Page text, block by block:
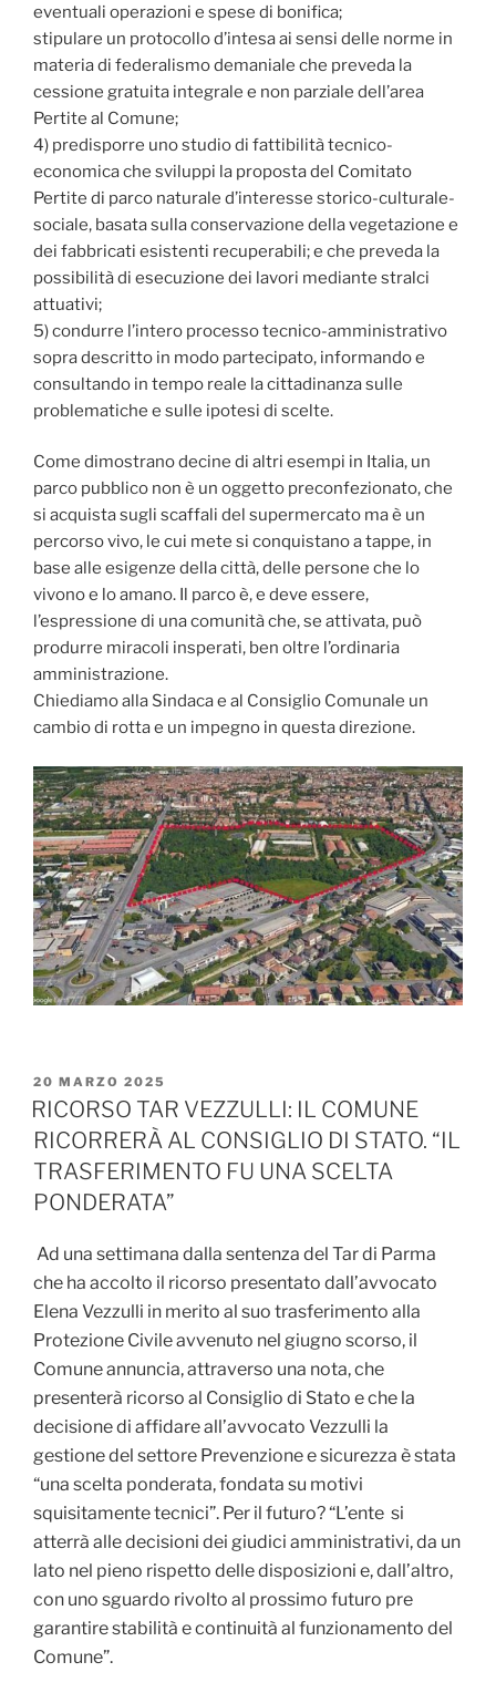
eventuali operazioni e spese di bonifica;
stipulare un protocollo d’intesa ai sensi delle norme in
materia di federalismo demaniale che preveda la
cessione gratuita integrale e non parziale dell’area
Pertite al Comune;
4) predisporre uno studio di fattibilità tecnico-
economica che sviluppi la proposta del Comitato
Pertite di parco naturale d’interesse storico-culturale-
sociale, basata sulla conservazione della vegetazione e
dei fabbricati esistenti recuperabili; e che preveda la
possibilità di esecuzione dei lavori mediante stralci
attuativi;
5) condurre l’intero processo tecnico-amministrativo
sopra descritto in modo partecipato, informando e
consultando in tempo reale la cittadinanza sulle
problematiche e sulle ipotesi di scelte.
Come dimostrano decine di altri esempi in Italia, un
parco pubblico non è un oggetto preconfezionato, che
si acquista sugli scaffali del supermercato ma è un
percorso vivo, le cui mete si conquistano a tappe, in
base alle esigenze della città, delle persone che lo
vivono e lo amano. Il parco è, e deve essere,
l’espressione di una comunità che, se attivata, può
produrre miracoli insperati, ben oltre l’ordinaria
amministrazione.
Chiediamo alla Sindaca e al Consiglio Comunale un
cambio di rotta e un impegno in questa direzione.
PUBBLICATO
IL
20 MARZO 2025
RICORSO TAR VEZZULLI: IL COMUNE
RICORRERÀ AL CONSIGLIO DI STATO. “IL
TRASFERIMENTO FU UNA SCELTA
PONDERATA”
Ad una settimana dalla sentenza del Tar di Parma
che ha accolto il ricorso presentato dall’avvocato
Elena Vezzulli in merito al suo trasferimento alla
Protezione Civile avvenuto nel giugno scorso, il
Comune annuncia, attraverso una nota, che
presenterà ricorso al Consiglio di Stato e che la
decisione di affidare all’avvocato Vezzulli la
gestione del settore Prevenzione e sicurezza è stata
“una scelta ponderata, fondata su motivi
squisitamente tecnici”. Per il futuro? “L’ente si
atterrà alle decisioni dei giudici amministrativi, da un
lato nel pieno rispetto delle disposizioni e, dall’altro,
con uno sguardo rivolto al prossimo futuro pre
garantire stabilità e continuità al funzionamento del
Comune”.